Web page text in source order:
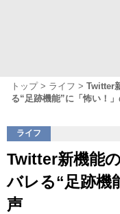
トップ ライフ
Twitter
る“足跡機能”に「怖い！
ライフ
Twitter新機能
バレる“足跡機
声